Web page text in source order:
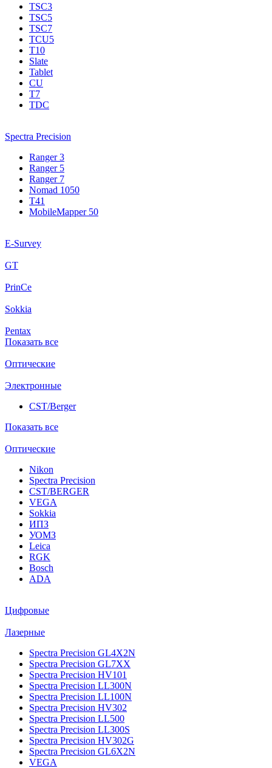
TSC3
TSC5
TSC7
TCU5
T10
Slate
Tablet
CU
T7
TDC
Spectra Precision
Ranger 3
Ranger 5
Ranger 7
Nomad 1050
T41
MobileMapper 50
E-Survey
GT
PrinCe
Sokkia
Pentax
Показать все
Оптические
Электронные
CST/Berger
Показать все
Оптические
Nikon
Spectra Precision
CST/BERGER
VEGA
Sokkia
ИПЗ
УОМЗ
Leica
RGK
Bosch
ADA
Цифровые
Лазерные
Spectra Precision GL4X2N
Spectra Precision GL7XX
Spectra Precision HV101
Spectra Precision LL300N
Spectra Precision LL100N
Spectra Precision HV302
Spectra Precision LL500
Spectra Precision LL300S
Spectra Precision HV302G
Spectra Precision GL6X2N
VEGA